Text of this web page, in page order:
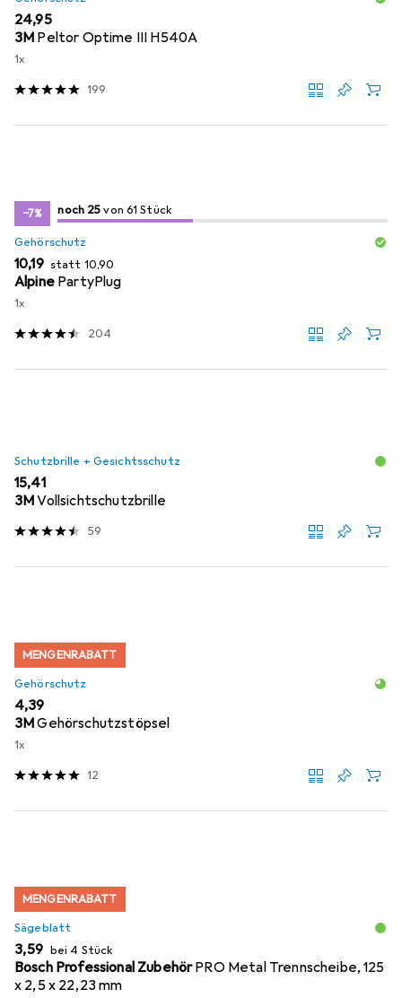
EUR
24,95
3M Peltor Optime III H540A
1x
199
−7% 25/ 61
25von 61 Stück
noch 25 von 61 Stück
Gehörschutz
EUR
10,19 statt EUR
10,90
Alpine PartyPlug
1x
204
Schutzbrille + Gesichtsschutz
EUR
15,41
3MVollsichtschutzbrille
59
MENGENRABATT
Gehörschutz
EUR
4,39
3MGehörschutzstöpsel
1x
12
MENGENRABATT
Sägeblatt
EUR
3,59 bei 4 Stück
Bosch Professional ZubehörPRO Metal Trennscheibe, 125
x 2,5 x 22,23 mm